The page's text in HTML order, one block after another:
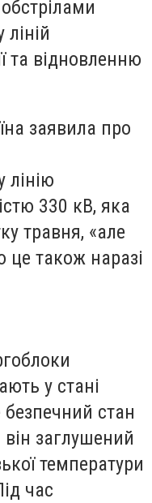
та відновленню
заявила про
лінію
330 кВ, яка
травня, «але
це також наразі
у стані
стан
заглушений
температури
час